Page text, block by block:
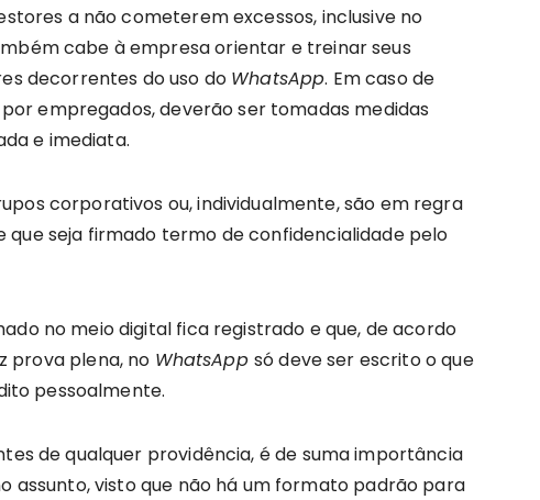
a não cometerem excessos, inclusive no
cabe à empresa orientar e treinar seus
decorrentes do uso do WhatsApp. Em caso de
empregados, deverão ser tomadas medidas
e imediata.
corporativos ou, individualmente, são em regra
seja firmado termo de confidencialidade pelo
no meio digital fica registrado e que, de acordo
prova plena, no WhatsApp só deve ser escrito o que
pessoalmente.
de qualquer providência, é de suma importância
assunto, visto que não há um formato padrão para